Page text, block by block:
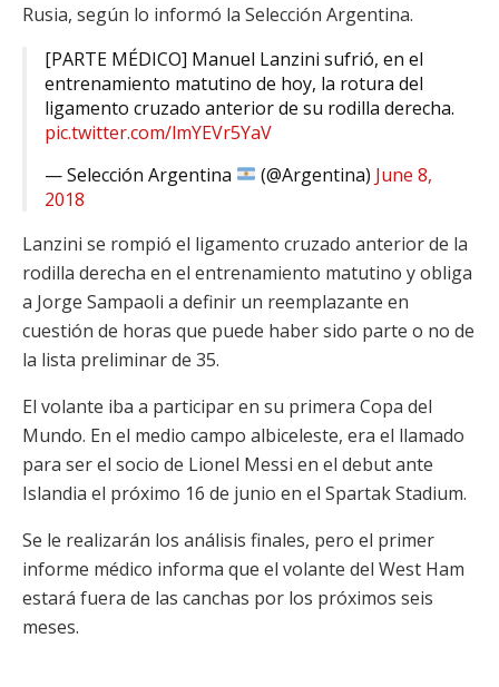
Rusia, según lo informó la Selección Argentina.
[PARTE MÉDICO] Manuel Lanzini sufrió, en el
entrenamiento matutino de hoy, la rotura del
ligamento cruzado anterior de su rodilla derecha.
pic.twitter.com/lmYEVr5YaV
— Selección Argentina
(@Argentina) June 8,
2018
Lanzini se rompió el ligamento cruzado anterior de la
rodilla derecha en el entrenamiento matutino y obliga
a Jorge Sampaoli a definir un reemplazante en
cuestión de horas que puede haber sido parte o no de
la lista preliminar de 35.
El volante iba a participar en su primera Copa del
Mundo. En el medio campo albiceleste, era el llamado
para ser el socio de Lionel Messi en el debut ante
Islandia el próximo 16 de junio en el Spartak Stadium.
Se le realizarán los análisis finales, pero el primer
informe médico informa que el volante del West Ham
estará fuera de las canchas por los próximos seis
meses.